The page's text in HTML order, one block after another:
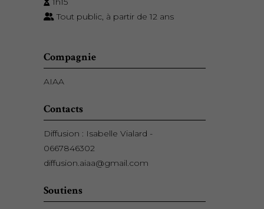
Tout public, à partir de 12 ans
Compagnie
AIAA
Contacts
Diffusion : Isabelle Vialard -
0667846302
diffusion.aiaa@gmail.com
Soutiens